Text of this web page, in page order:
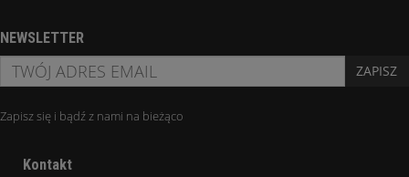
NEWSLETTER
ZAPISZ
Zapisz się i bądź z nami na bieżąco
Kontakt